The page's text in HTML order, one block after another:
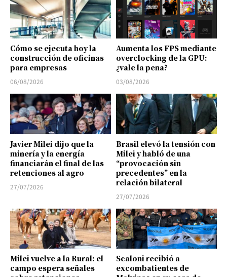
Cómo se ejecuta hoy la
construcción de oficinas
para empresas
06/08/2026
Aumenta los FPS mediante
overclocking de la GPU:
¿vale la pena?
03/08/2026
Javier Milei dijo que la
minería y la energía
financiarán el final de las
retenciones al agro
27/07/2026
Brasil elevó la tensión con
Milei y habló de una
“provocación sin
precedentes” en la
relación bilateral
27/07/2026
Milei vuelve a la Rural: el
campo espera señales
Scaloni recibió a
excombatientes de